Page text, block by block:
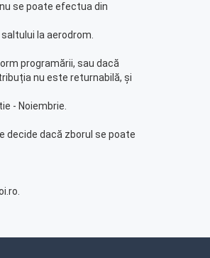
se poate efectua din
la aerodrom.
programării, sau dacă
nu este returnabilă, și
- Noiembrie.
decide dacă zborul se poate